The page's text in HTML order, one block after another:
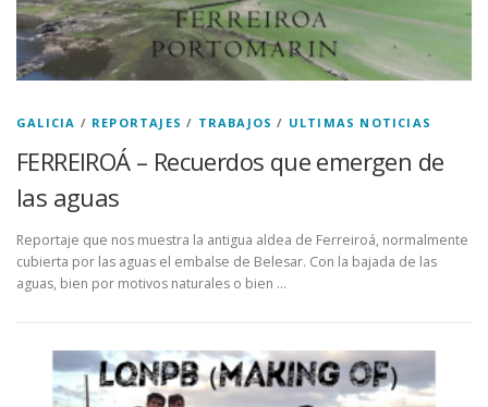
GALICIA / REPORTAJES / TRABAJOS / ULTIMAS NOTICIAS
FERREIROÁ – Recuerdos que emergen de
las aguas
Reportaje que nos muestra la antigua aldea de Ferreiroá, normalmente
cubierta por las aguas el embalse de Belesar. Con la bajada de las
aguas, bien por motivos naturales o bien …